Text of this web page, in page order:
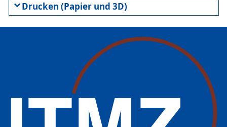
Drucken (Papier und 3D)